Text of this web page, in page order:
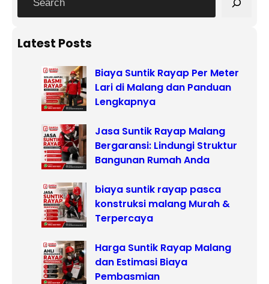
rLatest Posts
Biaya Suntik Rayap Per Meter
Lari di Malang dan Panduan
Lengkapnya
Jasa Suntik Rayap Malang
Bergaransi: Lindungi Struktur
Bangunan Rumah Anda
biaya suntik rayap pasca
konstruksi malang Murah &
Terpercaya
Harga Suntik Rayap Malang
dan Estimasi Biaya
Pembasmian